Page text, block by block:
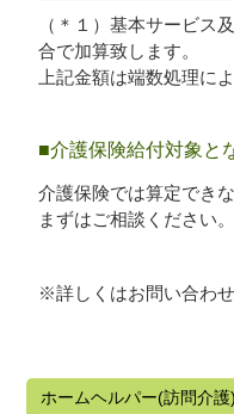
（＊１）基本サービス
合で加算致します。
上記金額は端数処理に
■介護保険給付対象と
介護保険では算定でき
まずはご相談ください。
※詳しくはお問い合わ
ホームヘルパー(訪問介